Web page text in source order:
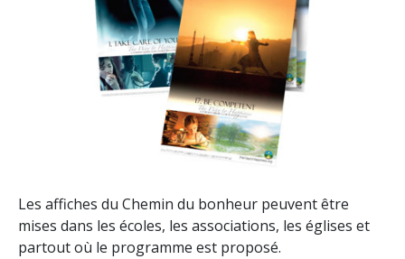
Les affiches du Chemin du bonheur peuvent être
mises dans les écoles, les associations, les églises et
partout où le programme est proposé.